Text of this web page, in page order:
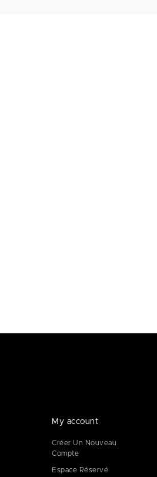
My account
Créer Un Nouveau
Compte
Espace Réservé